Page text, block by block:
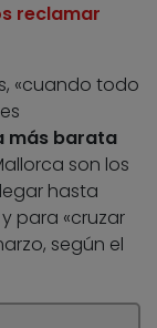
reclamar
«cuando todo
más barata
son los
hasta
para «cruzar
según el